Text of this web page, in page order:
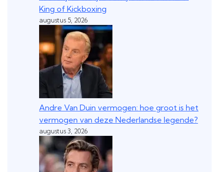
King of Kickboxing
augustus 5, 2026
Andre Van Duin vermogen: hoe groot is het
vermogen van deze Nederlandse legende?
augustus 3, 2026